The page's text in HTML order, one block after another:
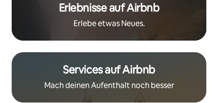
Erlebnisse auf Airbnb
Erlebe etwas Neues.
Services auf Airbnb
Mach deinen Aufenthalt noch besser